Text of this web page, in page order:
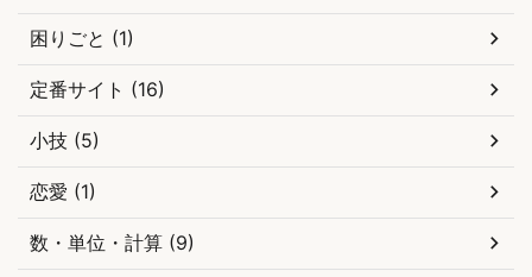
困りごと (1)
定番サイト (16)
小技 (5)
恋愛 (1)
数・単位・計算 (9)